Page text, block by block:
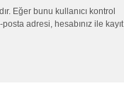
Eğer bunu kullanıcı kontrol
adresi, hesabınız ile kayıt